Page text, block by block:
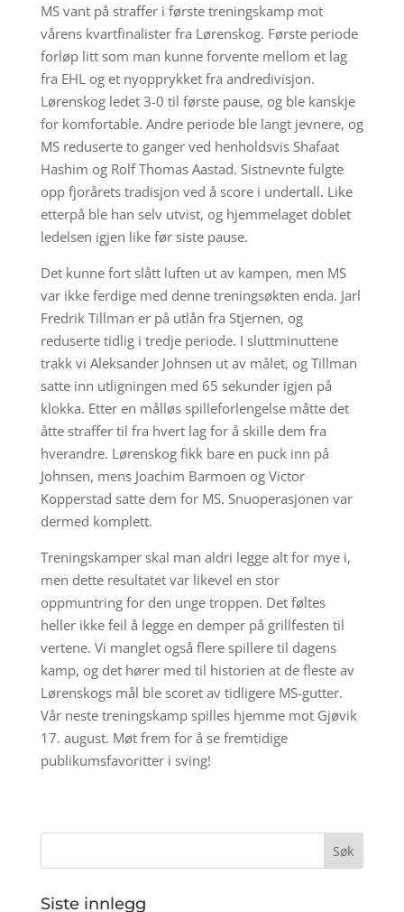
MS vant på straffer i første treningskamp mot
vårens kvartfinalister fra Lørenskog. Første periode
forløp litt som man kunne forvente mellom et lag
fra EHL og et nyopprykket fra andredivisjon.
Lørenskog ledet 3-0 til første pause, og ble kanskje
for komfortable. Andre periode ble langt jevnere, og
MS reduserte to ganger ved henholdsvis Shafaat
Hashim og Rolf Thomas Aastad. Sistnevnte fulgte
opp fjorårets tradisjon ved å score i undertall. Like
etterpå ble han selv utvist, og hjemmelaget doblet
ledelsen igjen like før siste pause.
Det kunne fort slått luften ut av kampen, men MS
var ikke ferdige med denne treningsøkten enda. Jarl
Fredrik Tillman er på utlån fra Stjernen, og
reduserte tidlig i tredje periode. I sluttminuttene
trakk vi Aleksander Johnsen ut av målet, og Tillman
satte inn utligningen med 65 sekunder igjen på
klokka. Etter en målløs spilleforlengelse måtte det
åtte straffer til fra hvert lag for å skille dem fra
hverandre. Lørenskog fikk bare en puck inn på
Johnsen, mens Joachim Barmoen og Victor
Kopperstad satte dem for MS. Snuoperasjonen var
dermed komplett.
Treningskamper skal man aldri legge alt for mye i,
men dette resultatet var likevel en stor
oppmuntring for den unge troppen. Det føltes
heller ikke feil å legge en demper på grillfesten til
vertene. Vi manglet også flere spillere til dagens
kamp, og det hører med til historien at de fleste av
Lørenskogs mål ble scoret av tidligere MS-gutter.
Vår neste treningskamp spilles hjemme mot Gjøvik
17. august. Møt frem for å se fremtidige
publikumsfavoritter i sving!
Siste innlegg